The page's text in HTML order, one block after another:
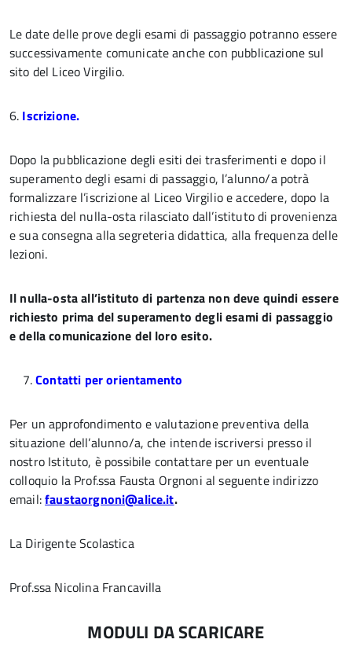
Le date delle prove degli esami di passaggio potranno essere
successivamente comunicate anche con pubblicazione sul
sito del Liceo Virgilio.
6. Iscrizione.
Dopo la pubblicazione degli esiti dei trasferimenti e dopo il
superamento degli esami di passaggio, l’alunno/a potrà
formalizzare l’iscrizione al Liceo Virgilio e accedere, dopo la
richiesta del nulla-osta rilasciato dall’istituto di provenienza
e sua consegna alla segreteria didattica, alla frequenza delle
lezioni.
Il nulla-osta all’istituto di partenza non deve quindi essere
richiesto prima del superamento degli esami di passaggio
e della comunicazione del loro esito.
7.Contatti per orientamento
Per un approfondimento e valutazione preventiva della
situazione dell’alunno/a, che intende iscriversi presso il
nostro Istituto, è possibile contattare per un eventuale
colloquio la Prof.ssa Fausta Orgnoni al seguente indirizzo
email:faustaorgnoni@alice.it.
La Dirigente Scolastica
Prof.ssa Nicolina Francavilla
MODULI DA SCARICARE